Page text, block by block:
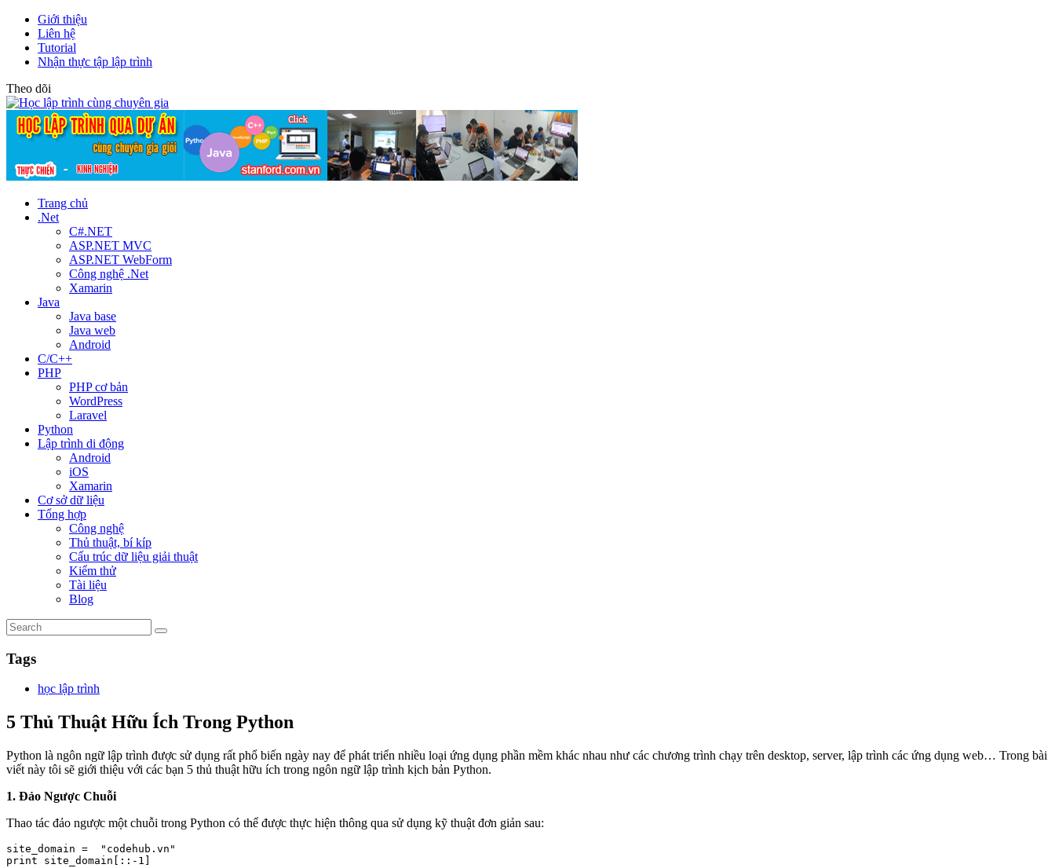
Giới thiệu
Liên hệ
Tutorial
Nhận thực tập lập trình
Theo dõi
Trang chủ
.Net
C#.NET
ASP.NET MVC
ASP.NET WebForm
Công nghệ .Net
Xamarin
Java
Java base
Java web
Android
C/C++
PHP
PHP cơ bản
WordPress
Laravel
Python
Lập trình di động
Android
iOS
Xamarin
Cơ sở dữ liệu
Tổng hợp
Công nghệ
Thủ thuật, bí kíp
Cấu trúc dữ liệu giải thuật
Kiểm thử
Tài liệu
Blog
Tags
học lập trình
5 Thủ Thuật Hữu Ích Trong Python
Python là ngôn ngữ lập trình được sử dụng rất phổ biến ngày nay để phát triển nhiều loại ứng dụng phần mềm khác nhau như các chương trình chạy trên desktop, server, lập trình các ứng dụng web… Trong bài
viết này tôi sẽ giới thiệu với các bạn 5 thủ thuật hữu ích trong ngôn ngữ lập trình kịch bản Python.
1. Đảo Ngược Chuỗi
Thao tác đảo ngược một chuỗi trong Python có thể được thực hiện thông qua sử dụng kỹ thuật đơn giản sau:
site_domain =  "codehub.vn"